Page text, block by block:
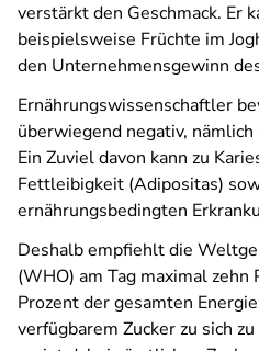
verstärkt den Geschmack. Er
beispielsweise Früchte im
den Unternehmensgewinn
Ernährungswissenschaftler
überwiegend negativ,
Ein Zuviel davon kann zu
Fettleibigkeit (Adipositas)
ernährungsbedingten
Deshalb empfiehlt die
(WHO) am Tag maximal
Prozent der gesamten
verfügbarem Zucker zu sich